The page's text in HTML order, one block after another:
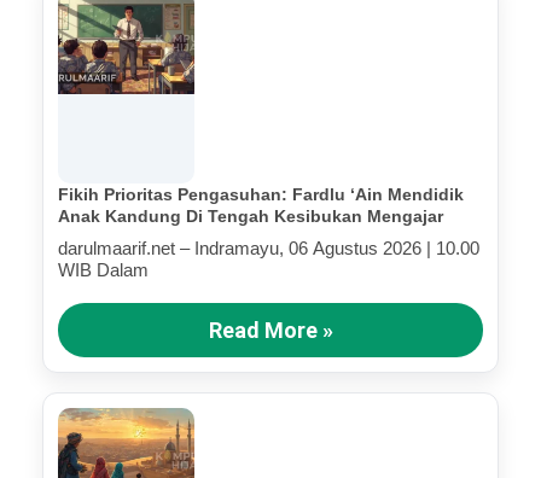
Fikih Prioritas Pengasuhan: Fardlu ‘Ain Mendidik
Anak Kandung Di Tengah Kesibukan Mengajar
darulmaarif.net – Indramayu, 06 Agustus 2026 | 10.00
WIB Dalam
Read More »